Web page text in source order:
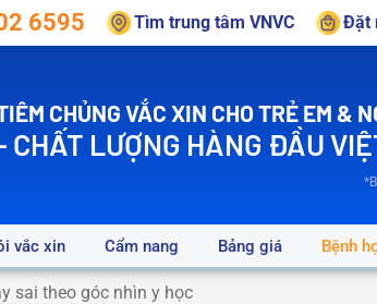
6595 Tìm trung tâm VNVC Đặt
CHỦNG VẮC XIN CHO TRẺ EM &
LƯỢNG HÀNG ĐẦU
vắc xin Cẩm nang Bảng giá Bệnh
sai theo góc nhìn y học